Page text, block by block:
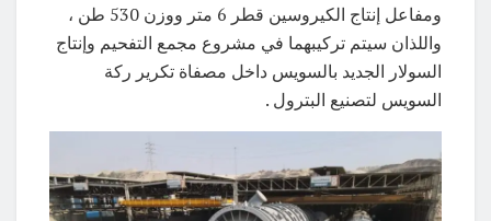
ومفاعل إنتاج الكيروسين قطر 6 متر ووزن 530 طن ،
واللذان سيتم تركيبهما في مشروع مجمع التفحيم وإنتاج
السولار الجديد بالسويس داخل مصفاة تكرير ركة
السويس لتصنيع البترول .